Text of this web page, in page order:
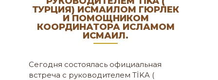
ТУРЦИЯ) ИСМАИЛОМ ГЮРЛЕК
И ПОМОЩНИКОМ
КООРДИНАТОРА ИСЛАМОМ
ИСМАИЛ.
Сегодня состоялась официальная
встреча с руководителем TİKA (